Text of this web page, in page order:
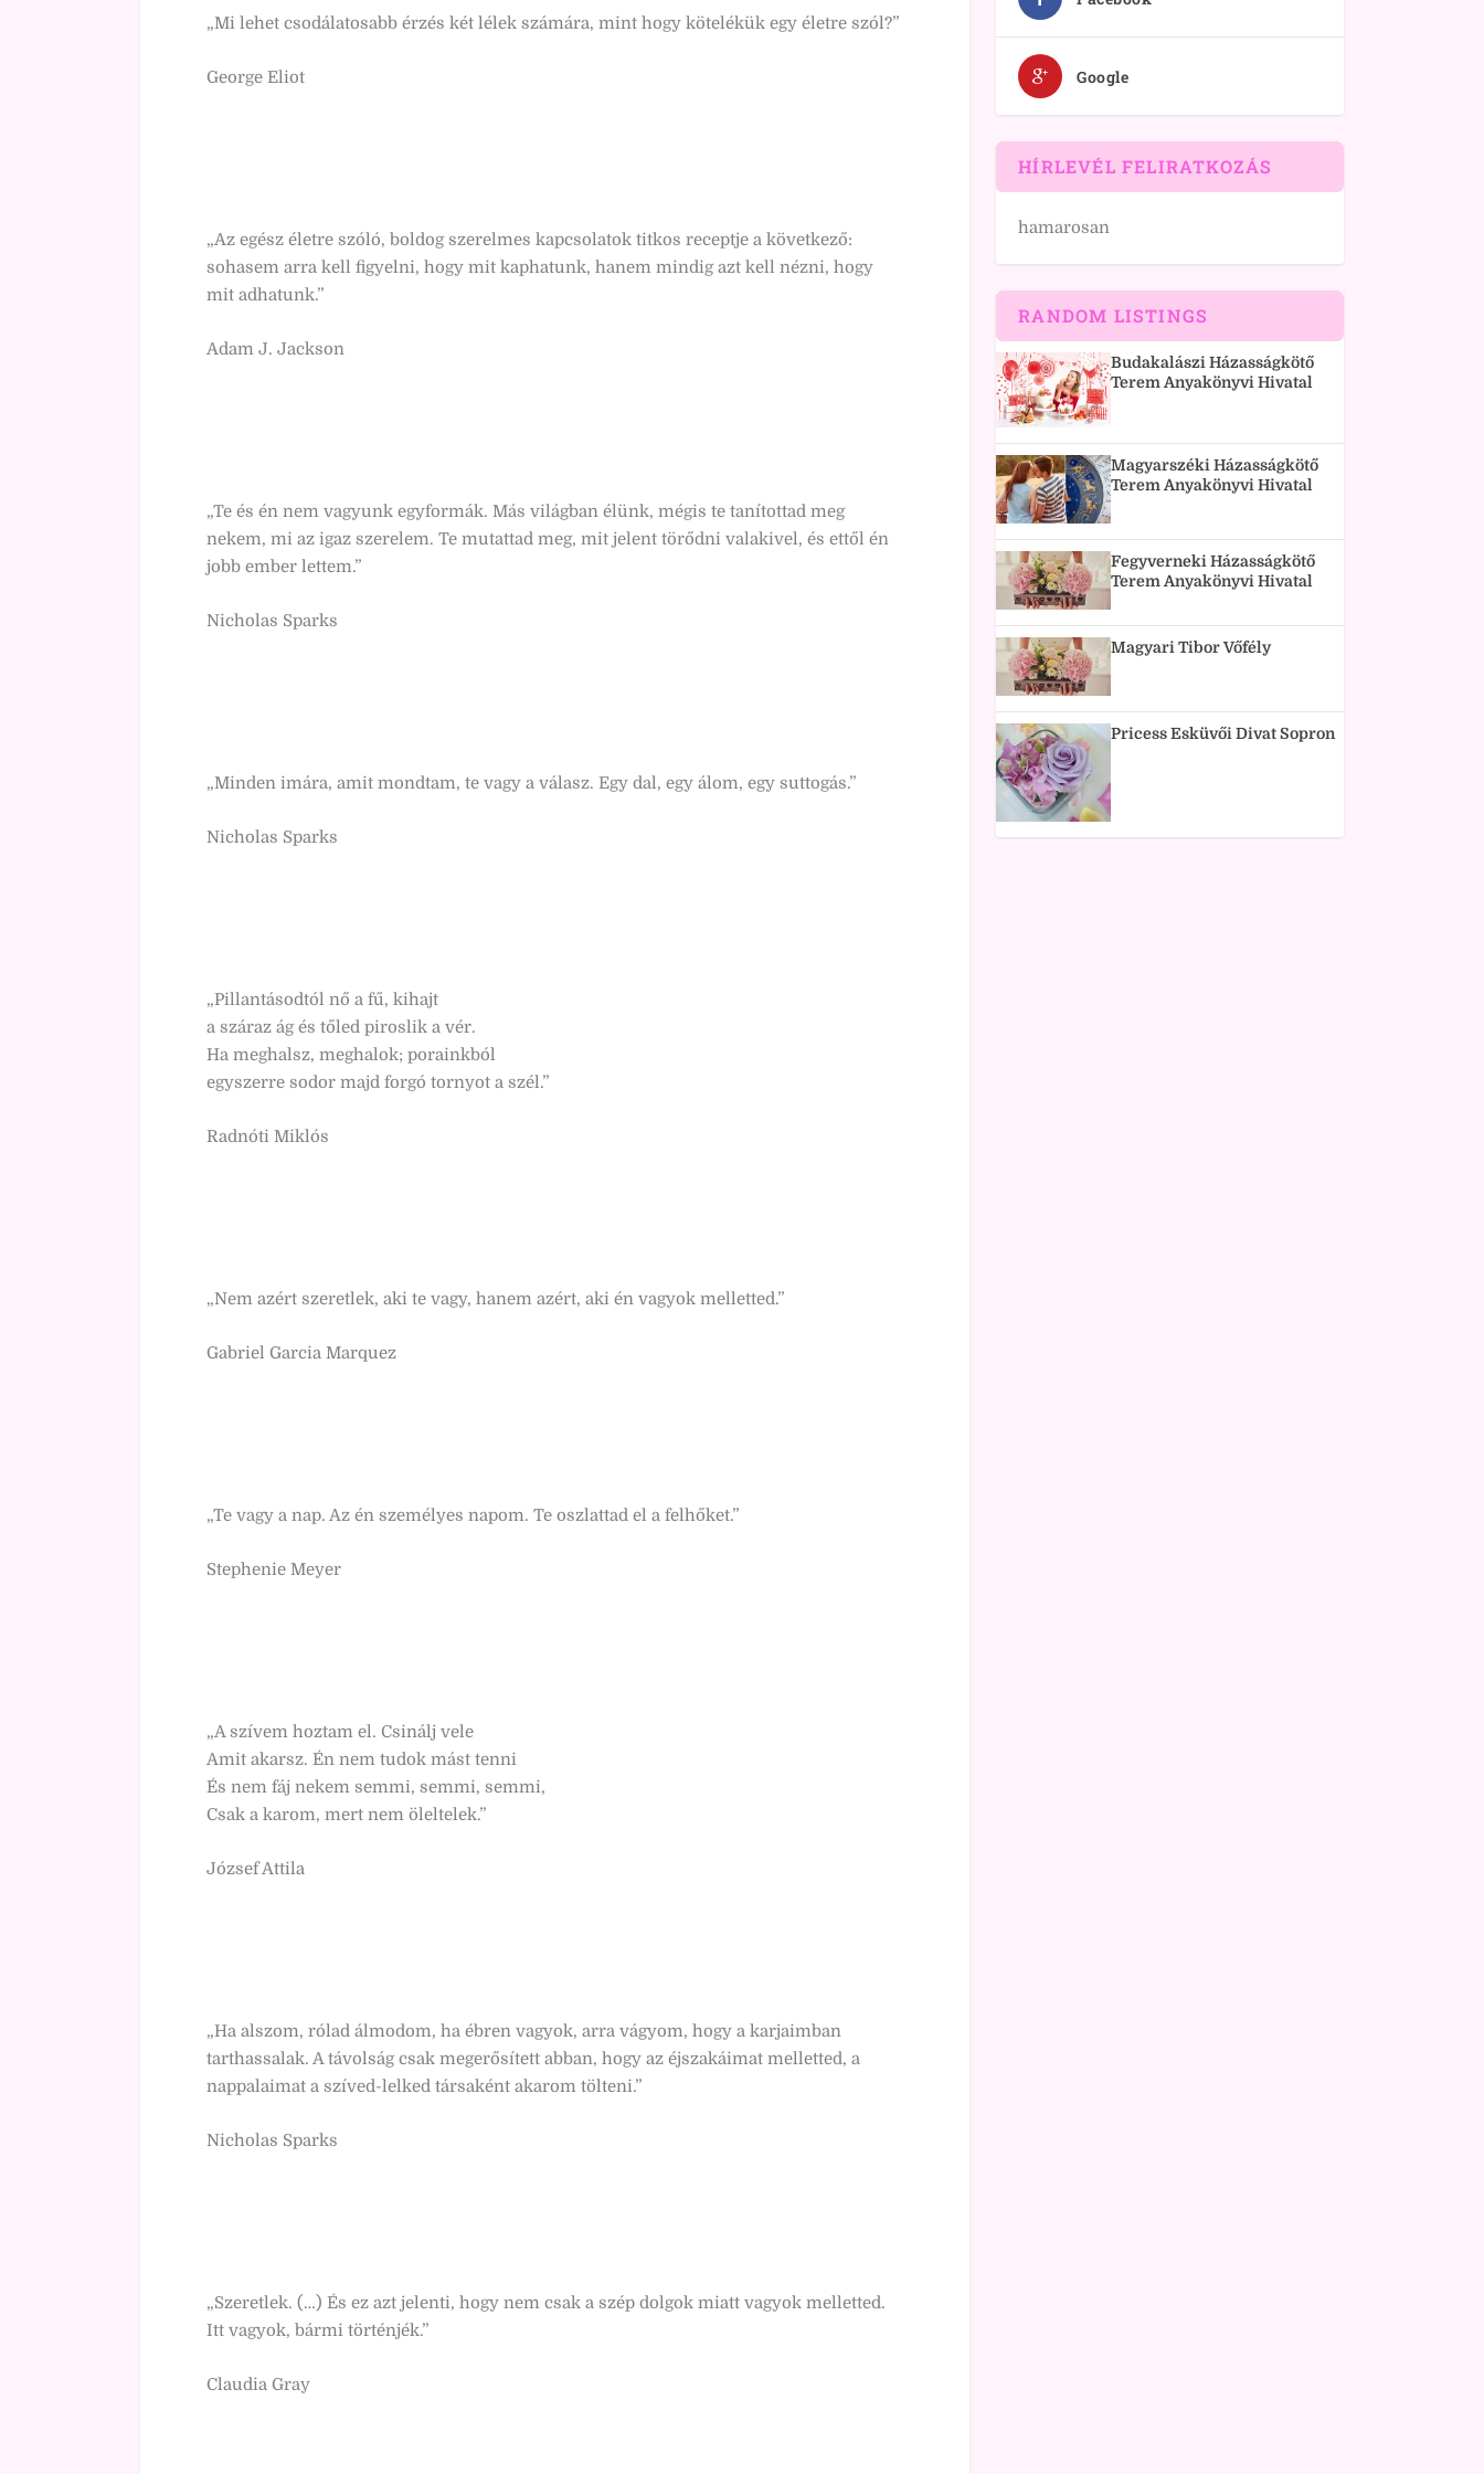
„Mi lehet csodálatosabb érzés két lélek számára, mint hogy kötelékük egy életre szól?”
George Eliot
„Az egész életre szóló, boldog szerelmes kapcsolatok titkos receptje a következő:
sohasem arra kell figyelni, hogy mit kaphatunk, hanem mindig azt kell nézni, hogy
mit adhatunk.”
Adam J. Jackson
„Te és én nem vagyunk egyformák. Más világban élünk, mégis te tanítottad meg
nekem, mi az igaz szerelem. Te mutattad meg, mit jelent törődni valakivel, és ettől én
jobb ember lettem.”
Nicholas Sparks
„Minden imára, amit mondtam, te vagy a válasz. Egy dal, egy álom, egy suttogás.”
Nicholas Sparks
„Pillantásodtól nő a fű, kihajt
a száraz ág és tőled piroslik a vér.
Ha meghalsz, meghalok; porainkból
egyszerre sodor majd forgó tornyot a szél.”
Radnóti Miklós
„Nem azért szeretlek, aki te vagy, hanem azért, aki én vagyok melletted.”
Gabriel Garcia Marquez
„Te vagy a nap. Az én személyes napom. Te oszlattad el a felhőket.”
Stephenie Meyer
„A szívem hoztam el. Csinálj vele
Amit akarsz. Én nem tudok mást tenni
És nem fáj nekem semmi, semmi, semmi,
Csak a karom, mert nem öleltelek.”
József Attila
„Ha alszom, rólad álmodom, ha ébren vagyok, arra vágyom, hogy a karjaimban
tarthassalak. A távolság csak megerősített abban, hogy az éjszakáimat melletted, a
nappalaimat a szíved-lelked társaként akarom tölteni.”
Nicholas Sparks
„Szeretlek. (…) És ez azt jelenti, hogy nem csak a szép dolgok miatt vagyok melletted.
Itt vagyok, bármi történjék.”
Claudia Gray
Google
HÍRLEVÉL FELIRATKOZÁS
hamarosan
RANDOM LISTINGS
Budakalászi Házasságkötő
Terem Anyakönyvi Hivatal
Magyarszéki Házasságkötő
Terem Anyakönyvi Hivatal
Fegyverneki Házasságkötő
Terem Anyakönyvi Hivatal
Magyari Tibor Vőfély
Pricess Esküvői Divat Sopron